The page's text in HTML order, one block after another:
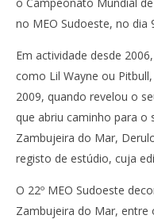
no MEO Sudoeste, no dia
Em actividade desde
como Lil Wayne ou
2009, quando revelou o
que abriu caminho para o
Zambujeira do Mar,
registo de estúdio, cuja
O 22º MEO Sudoeste
Zambujeira do Mar, entre